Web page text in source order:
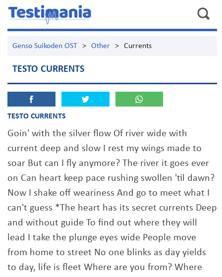
Genso Suikoden OST > Other > Currents
TESTO CURRENTS
TESTO CURRENTS
Goin' with the silver flow Of river wide with
current deep and slow I rest my wings made to
soar But can I fly anymore? The river it goes ever
on Can heart keep pace rushing swollen 'til dawn?
Now I shake off weariness And go to meet what I
can't guess *The heart has its secret currents Deep
and without guide To find out where they will
lead I take the plunge eyes wide People move
from home to street No one blinks as day yields
to day, life is fleet Where are you from? Where